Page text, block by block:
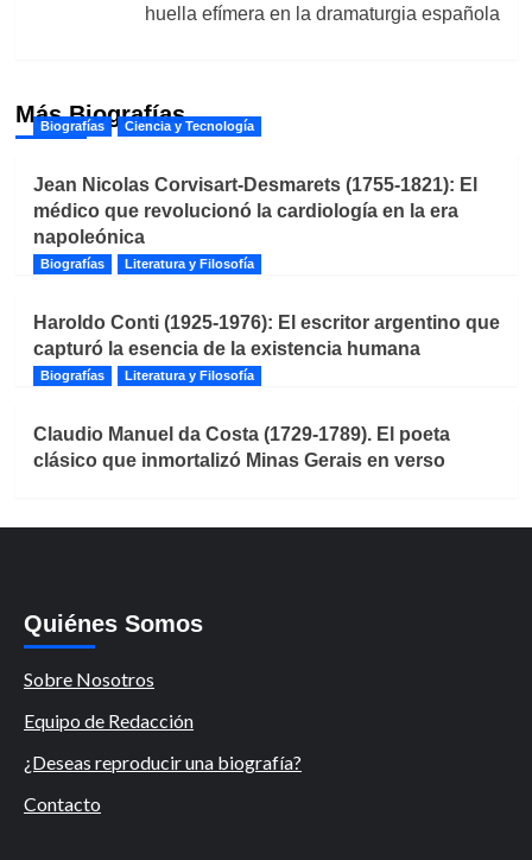
huella efímera en la dramaturgia española
Más Biografías
Biografías Ciencia y Tecnología
Jean Nicolas Corvisart-Desmarets (1755-1821): El
médico que revolucionó la cardiología en la era
napoleónica
Biografías Literatura y Filosofía
Haroldo Conti (1925-1976): El escritor argentino que
capturó la esencia de la existencia humana
Biografías Literatura y Filosofía
Claudio Manuel da Costa (1729-1789). El poeta
clásico que inmortalizó Minas Gerais en verso
Quiénes Somos
Sobre Nosotros
Equipo de Redacción
¿Deseas reproducir una biografía?
Contacto